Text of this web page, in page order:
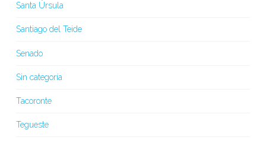
Santa Úrsula
Santiago del Teide
Senado
Sin categoría
Tacoronte
Tegueste